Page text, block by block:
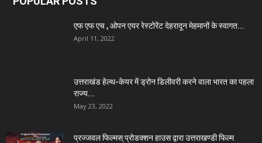
एफ एफ एच , ओपन एयर रेस्टोरेंट देहरादून मेहमानों के स्वागत...
April 11, 2022
उत्तराखंड हेल्थ-केयर में ड्रोन डिलीवरी करने वाला भारत का पहला
राज्य...
May 23, 2022
प्रज्जवल फिल्मस् प्रोडक्शन हाउस द्वारा उत्तराखण्डी फिल्म